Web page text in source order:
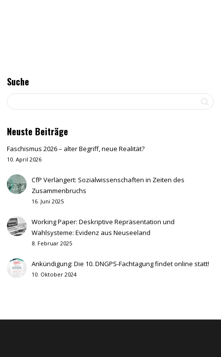
Suche
Neuste Beiträge
Faschismus 2026 – alter Begriff, neue Realität?
10. April 2026
CfP Verlängert: Sozialwissenschaften in Zeiten des
Zusammenbruchs
16. Juni 2025
Working Paper: Deskriptive Repräsentation und
Wahlsysteme: Evidenz aus Neuseeland
8. Februar 2025
Ankündigung: Die 10. DNGPS-Fachtagung findet online statt!
10. Oktober 2024